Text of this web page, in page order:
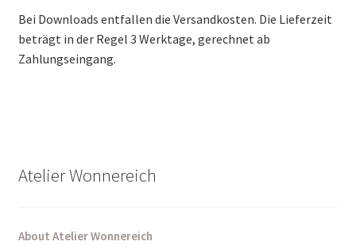
Bei Downloads entfallen die Versandkosten. Die Lieferzeit
beträgt in der Regel 3 Werktage, gerechnet ab
Zahlungseingang.
Atelier Wonnereich
About Atelier Wonnereich